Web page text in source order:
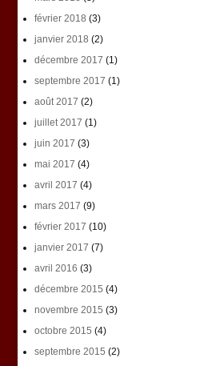
février 2018 (3)
janvier 2018 (2)
décembre 2017 (1)
septembre 2017 (1)
août 2017 (2)
juillet 2017 (1)
juin 2017 (3)
mai 2017 (4)
avril 2017 (4)
mars 2017 (9)
février 2017 (10)
janvier 2017 (7)
avril 2016 (3)
décembre 2015 (4)
novembre 2015 (3)
octobre 2015 (4)
septembre 2015 (2)